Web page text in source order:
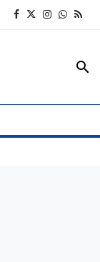
search